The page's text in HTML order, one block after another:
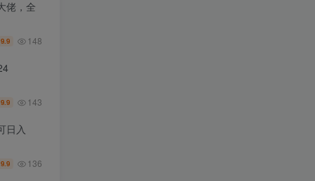
佬，全
9.9 148
9.9 143
日入
9.9 136